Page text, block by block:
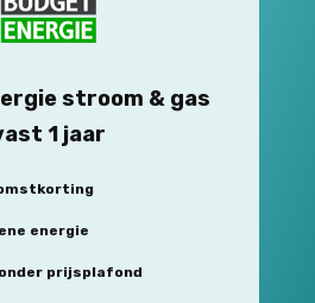
stroom & gas
1 jaar
energie
prijsplafond